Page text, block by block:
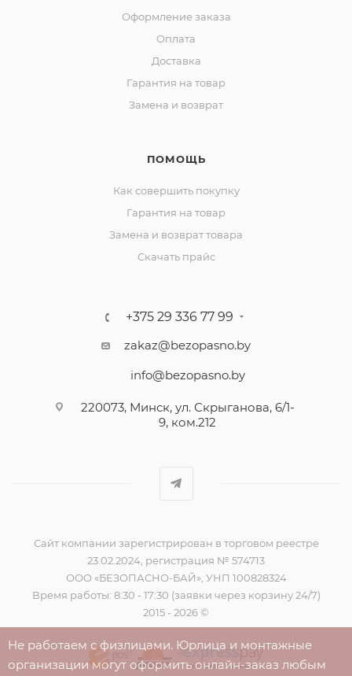
Оформление заказа
Оплата
Доставка
Гарантия на товар
Замена и возврат
ПОМОЩЬ
Как совершить покупку
Гарантия на товар
Замена и возврат товара
Скачать прайс
+375 29 336 77 99
zakaz@bezopasno.by
info@bezopasno.by
220073, Минск, ул. Скрыганова, 6/1-
9, ком.212
Сайт компании зарегистрирован в торговом реестре
23.02.2024, регистрация № 574713
ООО «БЕЗОПАСНО-БАЙ», УНП 100828324
Время работы: 8:30 - 17:30 (заявки через корзину 24/7)
2015 - 2026 ©
Не работаем с физлицами. Юрлица и монтажные
организации могут оформить онлайн-заказ любым